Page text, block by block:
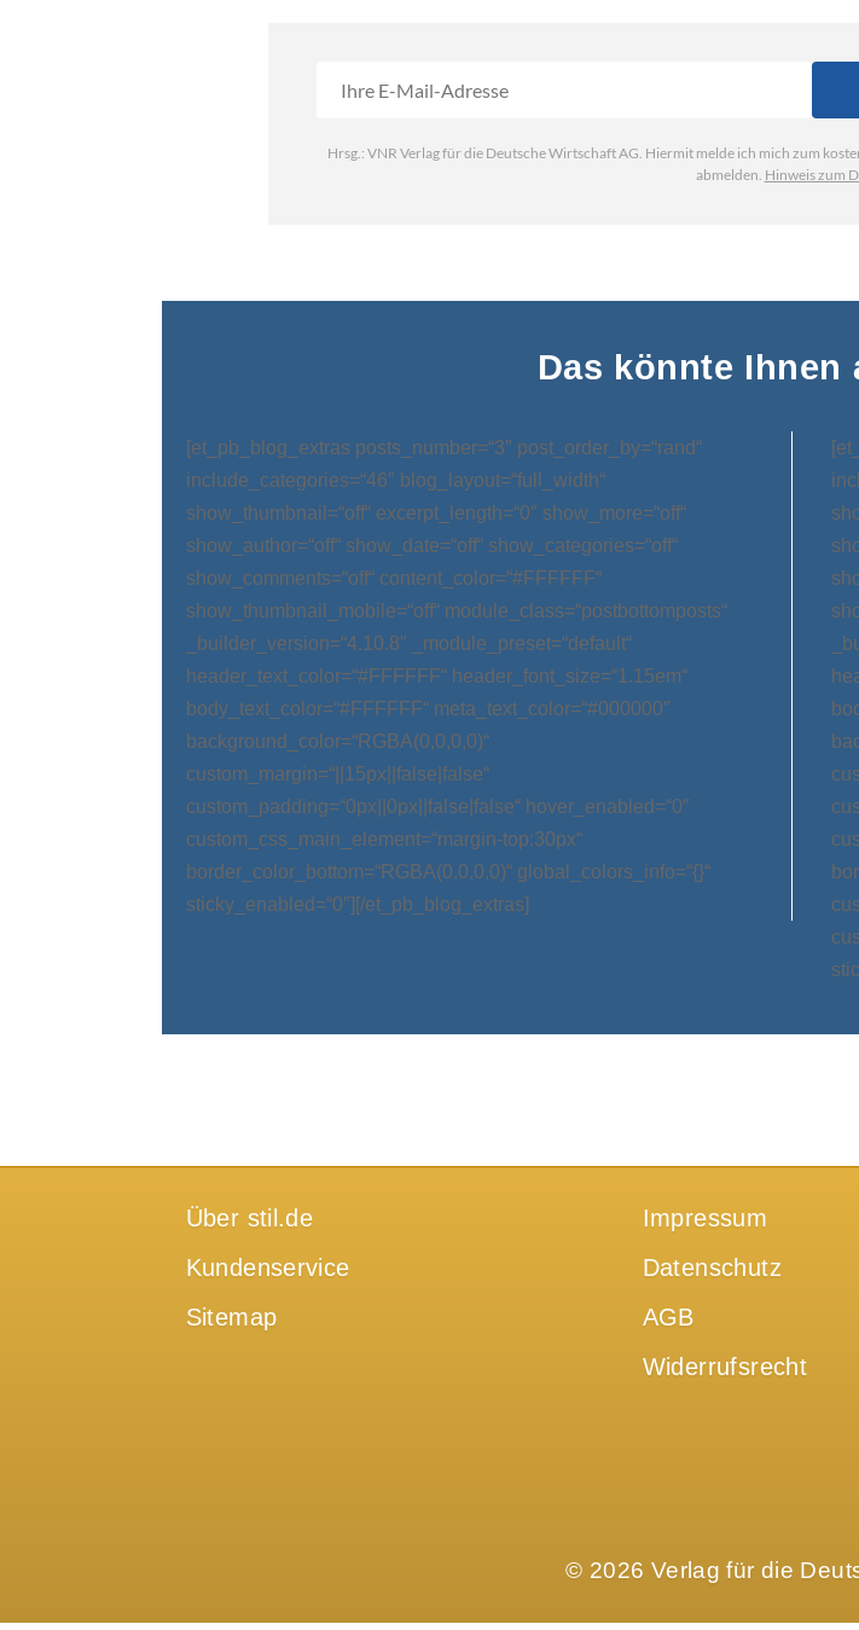
Das könnte Ihnen
[et_pb_blog_extras posts_number=“3″ post_order_by=“rand“
include_categories=“46″ blog_layout=“full_width“
show_thumbnail=“off“ excerpt_length=“0″ show_more=“off“
show_author=“off“ show_date=“off“ show_categories=“off“
show_comments=“off“ content_color=“#FFFFFF“
show_thumbnail_mobile=“off“ module_class=“postbottomposts“
_builder_version=“4.10.8″ _module_preset=“default“
header_text_color=“#FFFFFF“ header_font_size=“1.15em“
body_text_color=“#FFFFFF“ meta_text_color=“#000000″
background_color=“RGBA(0,0,0,0)“
custom_margin=“||15px||false|false“
custom_padding=“0px||0px||false|false“ hover_enabled=“0″
custom_css_main_element=“margin-top:30px“
border_color_bottom=“RGBA(0,0,0,0)“ global_colors_info=“{}“
sticky_enabled=“0″][/et_pb_blog_extras]
Über stil.de
Kundenservice
Sitemap
Impressum
Datenschutz
AGB
Widerrufsrecht
© 2026 Verlag für die